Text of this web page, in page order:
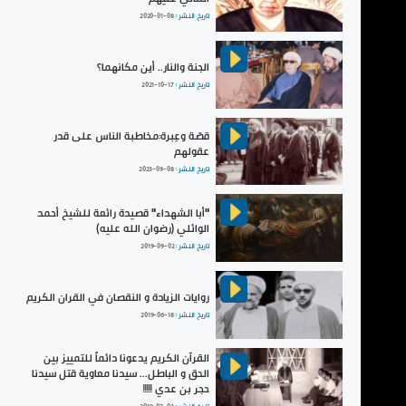
تاريخ النشر :2020-01-08
الجنة والنار.. أين مكانهما؟
تاريخ النشر :2021-10-17
قصّة وعِبرة:مخاطبة الناس على قدر
عقولهم
تاريخ النشر :2023-09-08
"أبا الشهداء" قصيدة رائعة للشيخ أحمد
الوائلي (رضوان الله عليه)
تاريخ النشر :2019-09-02
روايات الزيادة و النقصان في القران الكريم
تاريخ النشر :2019-06-18
القرآن الكريم يدعونا دائماً للتمييز بين
الحق و الباطل... سيدنا معاوية قتل سيدنا
حجر بن عدي !!!!!